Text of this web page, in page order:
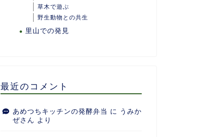
草木で遊ぶ
野生動物との共生
里山での発見
最近のコメント
あめつちキッチンの発酵弁当 に うみか
ぜさん より